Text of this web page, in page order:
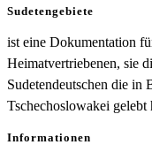
Sudetengebiete
ist eine Dokumentation
Heimatvertriebenen, sie
Sudetendeutschen die in
Tschechoslowakei gelebt
Informationen